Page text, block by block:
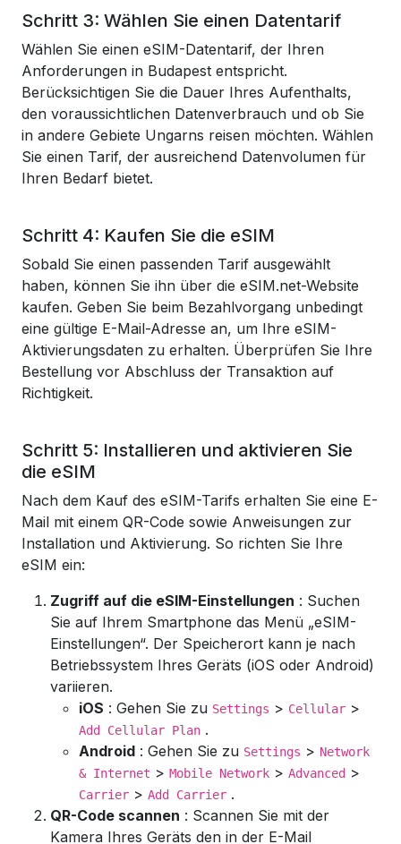
Schritt 3: Wählen Sie einen Datentarif
Wählen Sie einen eSIM-Datentarif, der Ihren
Anforderungen in Budapest entspricht.
Berücksichtigen Sie die Dauer Ihres Aufenthalts,
den voraussichtlichen Datenverbrauch und ob Sie
in andere Gebiete Ungarns reisen möchten. Wählen
Sie einen Tarif, der ausreichend Datenvolumen für
Ihren Bedarf bietet.
Schritt 4: Kaufen Sie die eSIM
Sobald Sie einen passenden Tarif ausgewählt
haben, können Sie ihn über die eSIM.net-Website
kaufen. Geben Sie beim Bezahlvorgang unbedingt
eine gültige E-Mail-Adresse an, um Ihre eSIM-
Aktivierungsdaten zu erhalten. Überprüfen Sie Ihre
Bestellung vor Abschluss der Transaktion auf
Richtigkeit.
Schritt 5: Installieren und aktivieren Sie
die eSIM
Nach dem Kauf des eSIM-Tarifs erhalten Sie eine E-
Mail mit einem QR-Code sowie Anweisungen zur
Installation und Aktivierung. So richten Sie Ihre
eSIM ein:
Zugriff auf die eSIM-Einstellungen : Suchen
Sie auf Ihrem Smartphone das Menü „eSIM-
Einstellungen“. Der Speicherort kann je nach
Betriebssystem Ihres Geräts (iOS oder Android)
variieren.
iOS : Gehen Sie zu Settings > Cellular >
Add Cellular Plan .
Android : Gehen Sie zu Settings > Network
& Internet > Mobile Network > Advanced >
Carrier > Add Carrier .
QR-Code scannen : Scannen Sie mit der
Kamera Ihres Geräts den in der E-Mail